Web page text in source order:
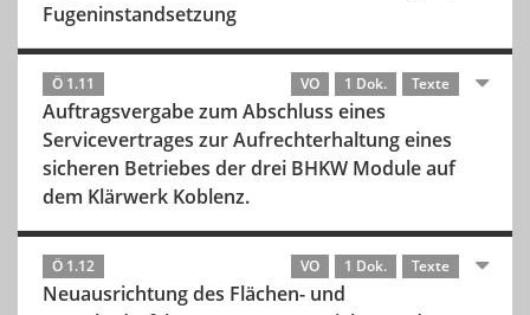
Fugeninstandsetzung
Ö 1.11 VO 1 Dok. Texte
Auftragsvergabe zum Abschluss eines
Servicevertrages zur Aufrechterhaltung eines
sicheren Betriebes der drei BHKW Module auf
dem Klärwerk Koblenz.
Ö 1.12 VO 1 Dok. Texte
Neuausrichtung des Flächen- und